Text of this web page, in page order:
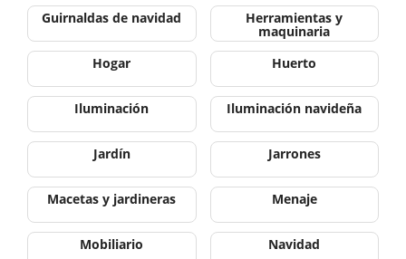
Guirnaldas de navidad Herramientas y
maquinaria
Hogar
Huerto
Iluminación Iluminación navideña
Jardín Jarrones
Macetas y jardineras Menaje
Mobiliario Navidad